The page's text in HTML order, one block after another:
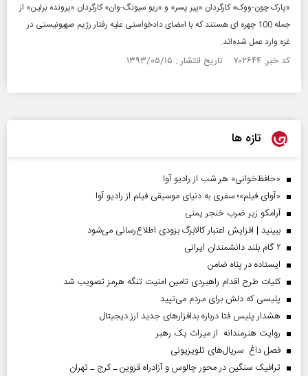
«پارک چون-ووک» کارگردان «پیر پسر» و «ریو سیونگ-وان» کارگردان «پرونده برلین» از
جمله 100 چهره ای هستند که با امضای دادخواستی علیه رفتار رژیم صهیونیستی در
غزه وارد عمل شده‌ا‌ند.
کد خبر: ۷۰۲۶۴۴ تاریخ انتشار : ۱۳۹۳/۰۵/۱۵
تازه ها
«حافظ‌خوانی» هر شب از رادیو آوا
«آوای فیلم»؛ سفری به دنیای موسیقی فیلم از رادیو آوا
آرامکو زیر ضرب خنجر یمنی
ببینید | افزایش اعتبار کالابرگ بزودی اطلاع‌رسانی می‌شود
۲ گام بلند دانشمندان ایرانی
ایستاده در پناه ضامن
کلیات طرح اقدام راهبردی تامین امنیت تنگه هرمز تصویب شد
پلیسی که دلش برای مردم می‌تپید
هشدار پلیس فتا درباره بدافزار‌های جدید ارز دیجیتال
روایت هنرمندانه از میراث یک رهبر
فصل داغ سریال‌های تلویزیونی
ترافیک سنگین در محور چالوس و آزادراه قزوین ـ کرج ـ تهران